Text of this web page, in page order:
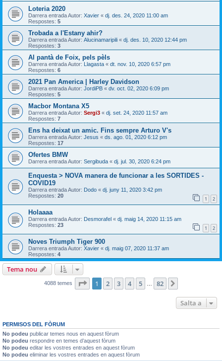
Loteria 2020
Darrera entrada Autor: Xavier « dj. des. 24, 2020 11:00 am
Respostes: 5
Trobada a l'Estany ahir?
Darrera entrada Autor: Alucinamaripili « dj. des. 10, 2020 12:44 pm
Respostes: 3
Al pantà de Foix, pels pèls
Darrera entrada Autor: Llagasta « dt. nov. 10, 2020 6:57 pm
Respostes: 6
2021 Pan America | Harley Davidson
Darrera entrada Autor: JordiPB « dv. oct. 02, 2020 6:09 pm
Respostes: 5
Macbor Montana X5
Darrera entrada Autor: Sergi3 « dj. set. 24, 2020 11:57 am
Respostes: 7
Ens ha deixat un amic. Fins sempre Arturo V's
Darrera entrada Autor: Jesus « ds. ago. 01, 2020 6:12 pm
Respostes: 17
Ofertes BMW
Darrera entrada Autor: Sergibuda « dj. jul. 30, 2020 6:24 pm
Enquesta > NOVA manera de funcionar a les SORTIDES -
COVID19
Darrera entrada Autor: Dodo « dj. juny 11, 2020 3:42 pm
Respostes: 20 1 2
Holaaaa
Darrera entrada Autor: Desmorafel « dj. maig 14, 2020 11:15 am
Respostes: 23 1 2
Noves Triumph Tiger 900
Darrera entrada Autor: Xavier « dj. maig 07, 2020 11:37 am
Respostes: 4
Tema nou
4088 temes Pàgina de 82
1 2 3 4 5 82
Salta a
PERMISOS DEL FÒRUM
No podeu publicar temes nous en aquest fòrum
No podeu respondre en temes d’aquest fòrum
No podeu editar les vostres entrades en aquest fòrum
No podeu eliminar les vostres entrades en aquest fòrum